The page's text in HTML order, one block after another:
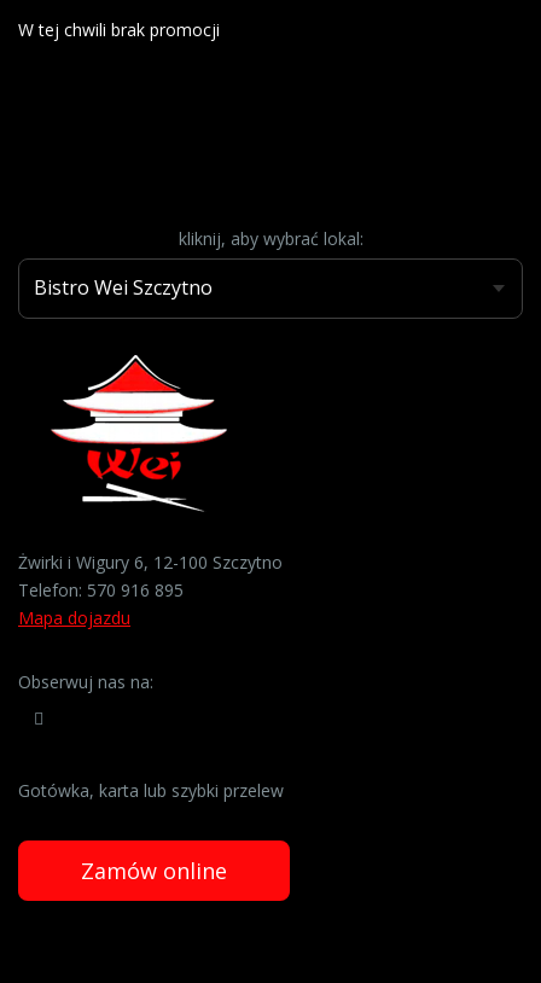
W tej chwili brak promocji
kliknij, aby wybrać lokal:
Żwirki i Wigury 6, 12-100 Szczytno
Telefon: 570 916 895
Mapa dojazdu
Obserwuj nas na:
Gotówka, karta lub szybki przelew
Zamów online